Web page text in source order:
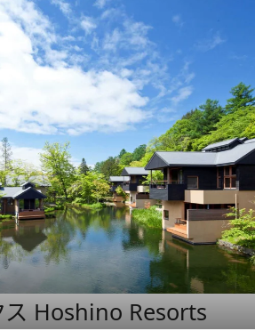
ス Hoshino Resorts